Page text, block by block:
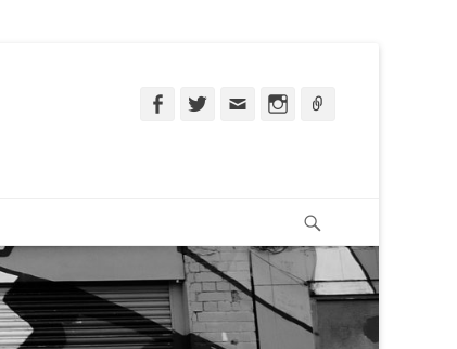
FacebookTwitterEmail Instagram